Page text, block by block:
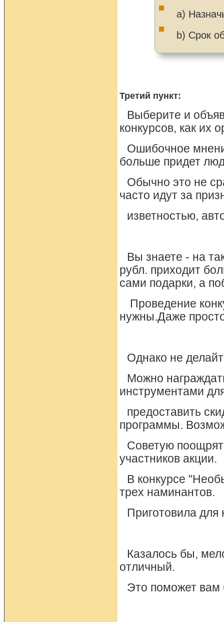
а)
b) Срок
Третий пункт:
Выберите и
конкурсов, как их
Ошибочное
больше придет
Обычно это не
часто идут за
изветностью,
Вы знаете - на
рубл. приходит
сами подарки, а
Проведение
нужны.Даже
Однако не
Можно
инструментами
предоставить
программы.
Советую
участников акции.
В конкурсе
трех наминантов.
Приготовила для
Казалось бы,
отличный.
Это поможет вам